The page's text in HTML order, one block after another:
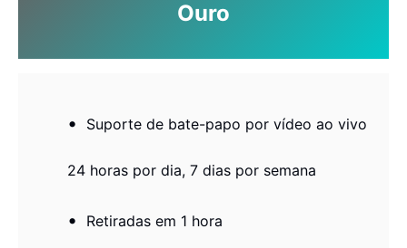
Ouro
Suporte de bate-papo por vídeo ao vivo
24 horas por dia, 7 dias por semana
Retiradas em 1 hora